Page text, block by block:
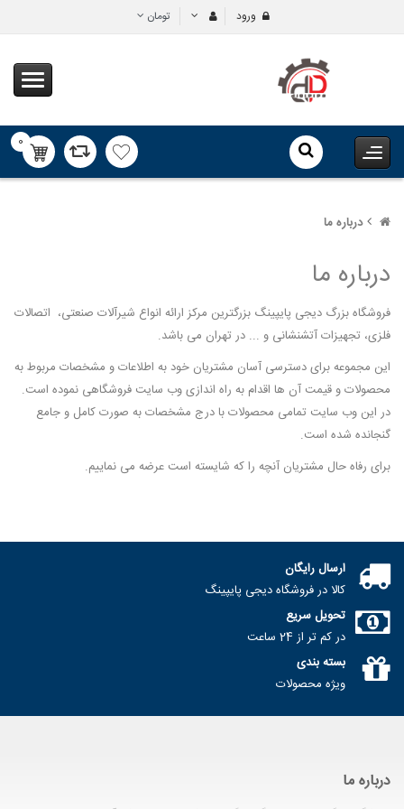
ورود تومان
0
درباره ما
درباره ما
فروشگاه بزرگ دیجی پایپینگ بزرگترین مرکز ارائه انواع شیرآلات صنعتی، اتصالات
فلزی، تجهیزات آتشنشانی و ... در تهران می باشد.
این مجموعه برای دسترسی آسان مشتریان خود به اطلاعات و مشخصات مربوط به
محصولات و قیمت آن ها اقدام به راه اندازی وب سایت فروشگاهی نموده است.
در این وب سایت تمامی محصولات با درج مشخصات به صورت کامل و جامع
گنجانده شده است.
برای رفاه حال مشتریان آنچه را که شایسته است عرضه می نماییم.
ارسال رایگان
کالا در فروشگاه دیجی پایپینگ
تحویل سریع
در کم تر از 24 ساعت
بسته بندی
ویژه محصولات
درباره ما